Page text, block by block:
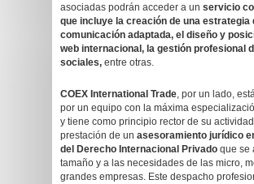
asociadas podrán acceder a un servicio
que incluye la creación de una estrategia
comunicación adaptada, el diseño y
web internacional, la gestión profesional
sociales, entre otras.
COEX International Trade, por un lado,
por un equipo con la máxima
y tiene como principio rector de su
prestación de un asesoramiento jurídico
del Derecho Internacional Privado que se
tamaño y a las necesidades de las micro,
grandes empresas. Este despacho